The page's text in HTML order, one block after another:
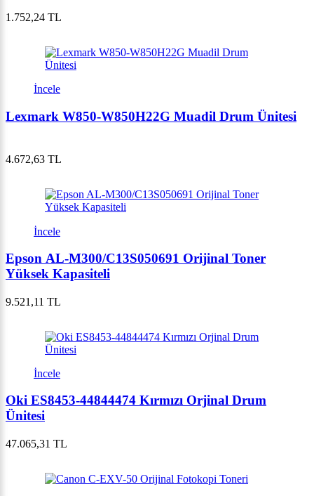
1.752,24 TL
İncele
Lexmark W850-W850H22G Muadil Drum Ünitesi
4.672,63 TL
İncele
Epson AL-M300/C13S050691 Orijinal Toner
Yüksek Kapasiteli
9.521,11 TL
İncele
Oki ES8453-44844474 Kırmızı Orjinal Drum
Ünitesi
47.065,31 TL